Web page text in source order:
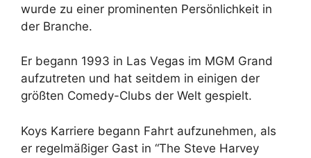
wurde zu einer prominenten Persönlichkeit in
der Branche.
Er begann 1993 in Las Vegas im MGM Grand
aufzutreten und hat seitdem in einigen der
größten Comedy-Clubs der Welt gespielt.
Koys Karriere begann Fahrt aufzunehmen, als
er regelmäßiger Gast in “The Steve Harvey